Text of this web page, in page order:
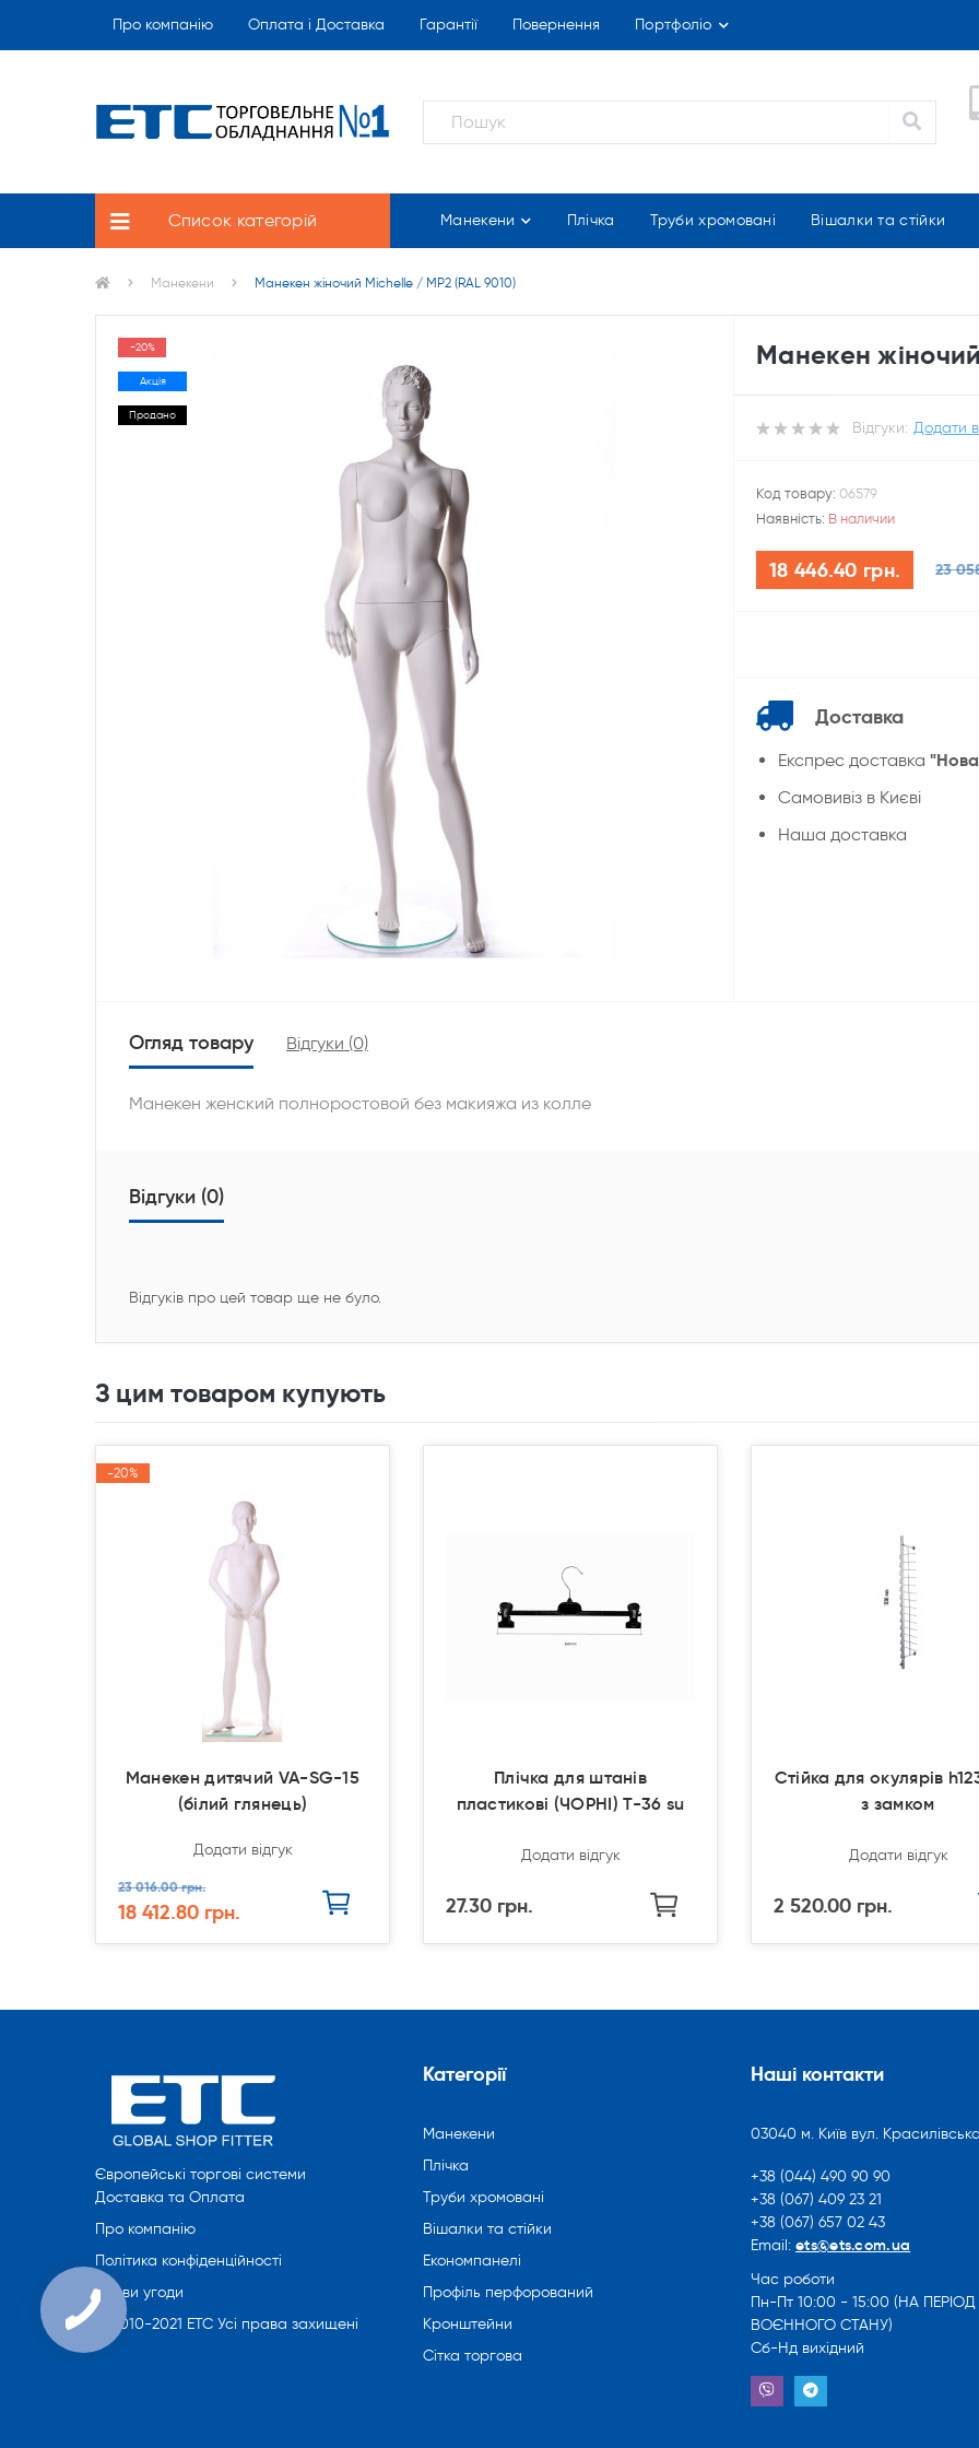
Про компанію Оплата і Доставка Гарантії Повернення Портфоліо
Список категорій Манекени Плічка Труби хромовані Вішалки та стійки
Манекени Манекен жіночий Michelle / MP2 (RAL 9010)
-20%
Акція
Продано
Манекен
Відгуки: Додати
Код товару: 06579
Наявність: В наличии
18 446.40 грн. 23
Доставка
Експрес доставка
Cамовивіз в Києві
Наша доставка
Огляд товару Відгуки (0)
Манекен женский полноростовой без макияжа из колле
Відгуки (0)
Відгуків про цей товар ще не було.
З цим товаром купують
-20%
-20%
Манекен дитячий VA-SG-15
(білий глянець)
Додати відгук
23 016.00 грн.
18 412.80 грн.
Плічка для штанів
пластикові (ЧОРНІ) T-36 su
Додати відгук
27.30 грн.
Стійка для окулярів
з замком
Додати відгук
2 520.00 грн.
Європейські торгові системи
Доставка та Оплата
Про компанію
Політика конфіденційності
Умови угоди
© 2010-2021 ETC Усі права захищені
Категорії
Манекени
Плічка
Труби хромовані
Вішалки та стійки
Економпанелі
Профіль перфорований
Кронштейни
Сітка торгова
Наші контакти
03040 м. Київ вул.
+38 (044) 490 90 90
+38 (067) 409 23 21
+38 (067) 657 02 43
Email: ets@ets.com.ua
Час роботи
Пн-Пт 10:00 - 15:00 (НА ПЕРІОД
ВОЄННОГО СТАНУ)
Сб-Нд вихідний